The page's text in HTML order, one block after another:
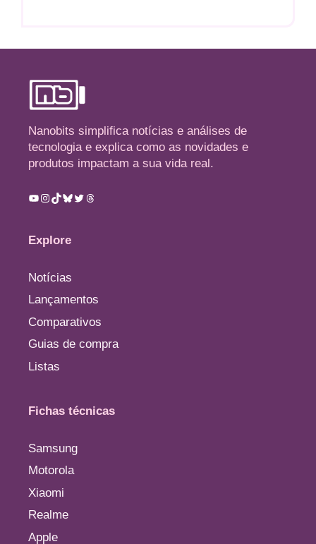
Nanobits simplifica notícias e análises de
tecnologia e explica como as novidades e
produtos impactam a sua vida real.
Youtube
Instagram
TikTok
Bluesky
TwitterThreads
Explore
Notícias
Lançamentos
Comparativos
Guias de compra
Listas
Fichas técnicas
Samsung
Motorola
Xiaomi
Realme
Apple